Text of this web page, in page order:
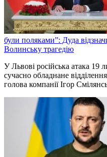
були поляками”: Дуда
Волинську трагедію
У Львові російська атака 19
сучасно обладнане
голова компанії Ігор